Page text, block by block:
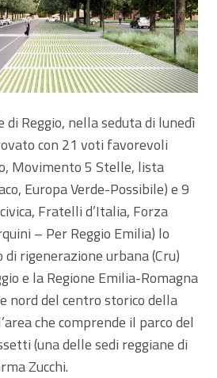
di Reggio, nella seduta di lunedì
con 21 voti favorevoli
Movimento 5 Stelle, lista
Europa Verde-Possibile) e 9
Fratelli d’Italia, Forza
– Per Reggio Emilia) lo
rigenerazione urbana (Cru)
e la Regione Emilia-Romagna
nord del centro storico della
che comprende il parco del
(una delle sedi reggiane di
Zucchi.